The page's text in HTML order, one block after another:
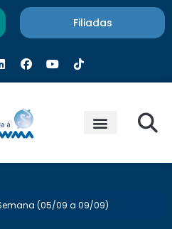
Filiadas
(05/09 a 09/09)